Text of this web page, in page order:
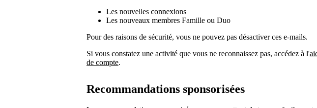
Les nouvelles connexions
Les nouveaux membres Famille ou Duo
Pour des raisons de sécurité, vous ne pouvez pas désactiver ces e-mails.
Si vous constatez une activité que vous ne reconnaissez pas, accédez à l'
de compte.
Recommandations sponsorisées